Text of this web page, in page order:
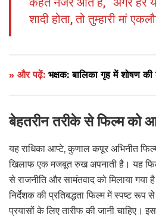
शादी होता, तो तुम्हारी मां
» और पढ़ें: भक्षक: बालिका गृह में शोषण की
बेहतरीन तरीके से फिल्म को
यह राधिका आप्टे, कुणाल कपूर अभिनीत
खिलाफ एक मजबूत रुख अपनाती है। यह
से राजनीति और सामंतवाद को मिलाया गया
निर्देशक की प्रतिबद्धता फिल्म में स्पष्ट रूप
प्रयासों के लिए तारीफ की जानी चाहिए।